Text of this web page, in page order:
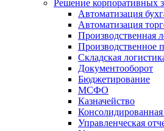
Решение корпоративных
Автоматизация
Автоматизация
Производственная
Производственное
Складская
Документооборот
Бюджетирование
МСФО
Казначейство
Консолидированная
Управленческая